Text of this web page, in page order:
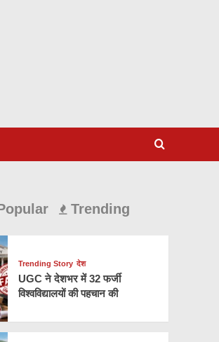
Trending
Trending Story देश
UGC ने देशभर में 32 फर्जी
विश्वविद्यालयों की पहचान की